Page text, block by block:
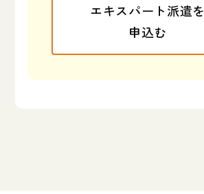
エキスパート派遣を
申込む